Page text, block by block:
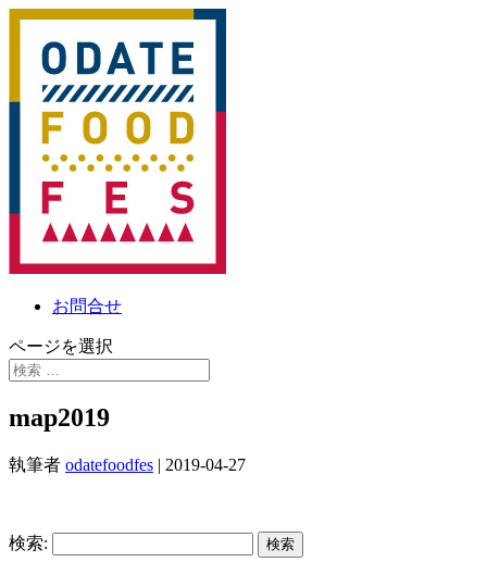
お問合せ
ページを選択
map2019
執筆者 odatefoodfes | 2019-04-27
検索: